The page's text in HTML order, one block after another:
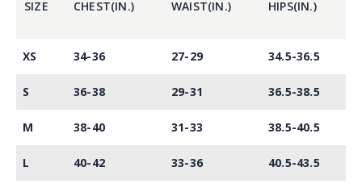
SIZE CHEST(IN.) WAIST(IN.) HIPS(IN.)
XS 34-36 27-29 34.5-36.5
S 36-38 29-31 36.5-38.5
M 38-40 31-33 38.5-40.5
L 40-42 33-36 40.5-43.5